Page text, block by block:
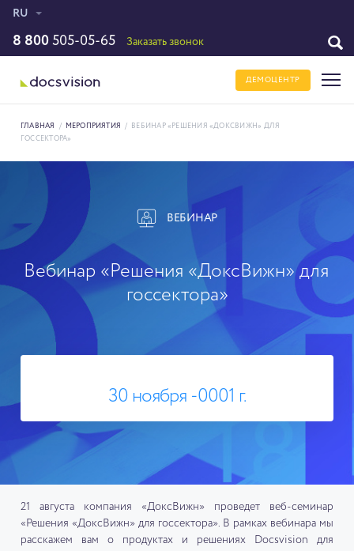
RU
8 800 505-05-65 Заказать звонок
ДЕМОЦЕНТР
ГЛАВНАЯ / МЕРОПРИЯТИЯ /
ВЕБИНАР «РЕШЕНИЯ «ДОКСВИЖН» ДЛЯ
ГОССЕКТОРА»
ВЕБИНАР
Вебинар «Решения «ДоксВижн» для
госсектора»
30 ноября -0001 г.
21 августа компания «ДоксВижн» проведет веб-семинар
«Решения «ДоксВижн» для госсектора». В рамках вебинара мы
расскажем вам о продуктах и решениях Docsvision для